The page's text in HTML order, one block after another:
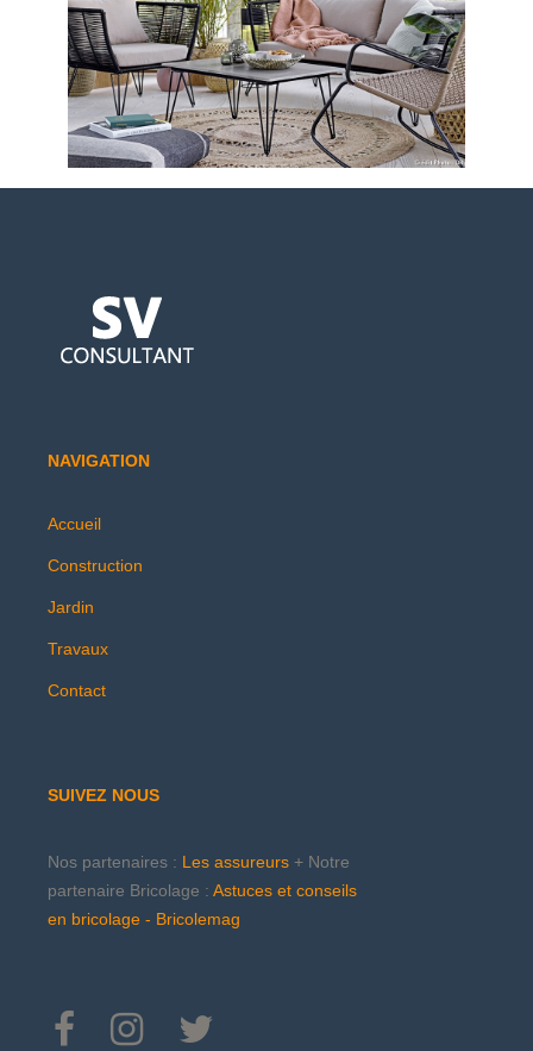
NAVIGATION
Accueil
Construction
Jardin
Travaux
Contact
SUIVEZ NOUS
Nos partenaires : Les assureurs + Notre
partenaire Bricolage : Astuces et conseils
en bricolage - Bricolemag